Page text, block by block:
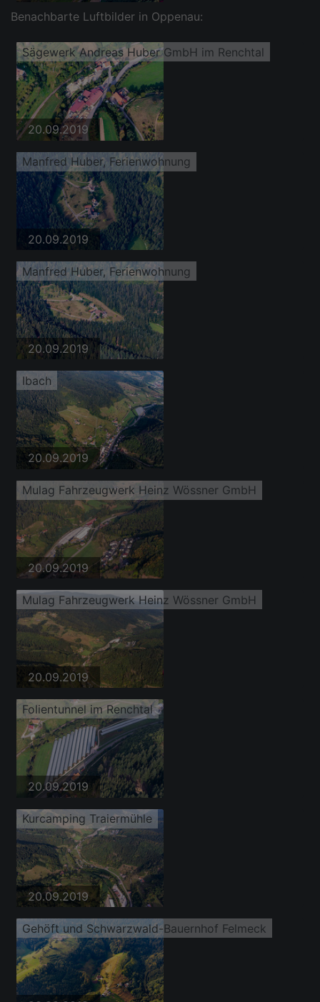
Benachbarte Luftbilder in Oppenau:
Sägewerk Andreas Huber GmbH im Renchtal
20.09.2019
Manfred Huber, Ferienwohnung
20.09.2019
Manfred Huber, Ferienwohnung
20.09.2019
Ibach
20.09.2019
Mulag Fahrzeugwerk Heinz Wössner GmbH
20.09.2019
Mulag Fahrzeugwerk Heinz Wössner GmbH
20.09.2019
Folientunnel im Renchtal
20.09.2019
Kurcamping Traiermühle
20.09.2019
Gehöft und Schwarzwald-Bauernhof Felmeck